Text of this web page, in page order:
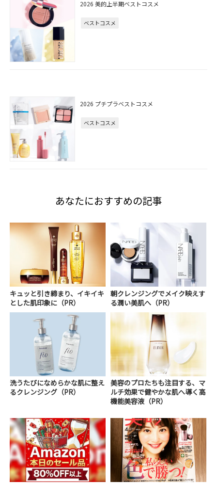
2026 美的上半期ベストコスメ
ベストコスメ
2026 プチプラベストコスメ
ベストコスメ
あなたにおすすめの記事
キュッと引き締まり、イキイキ
とした肌印象に（PR）
朝クレンジングでメイク映えす
る潤い美肌へ（PR）
洗うたびになめらかな肌に整え
るクレンジング（PR）
美容のプロたちも注目する、マ
ルチ効果で健やかな肌へ導く高
機能美容液（PR）